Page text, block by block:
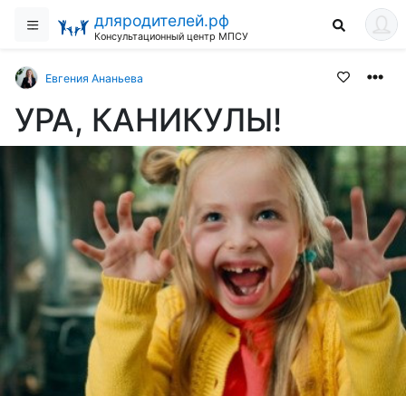
дляродителей.рф
Консультационный центр МПСУ
Евгения Ананьева
УРА, КАНИКУЛЫ!